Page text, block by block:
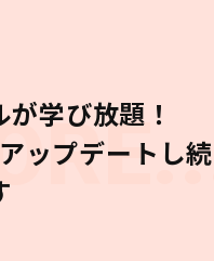
学び放題！
ップデートし続